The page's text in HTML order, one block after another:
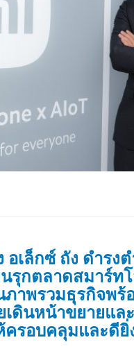
อเล็กซ์ ถัง ดำรง
รุกตลาดสมาร์ท
ภาพรวมธุรกิจพร้
ดินหน้าขยายแ
ครอบคลุมและดียิ่